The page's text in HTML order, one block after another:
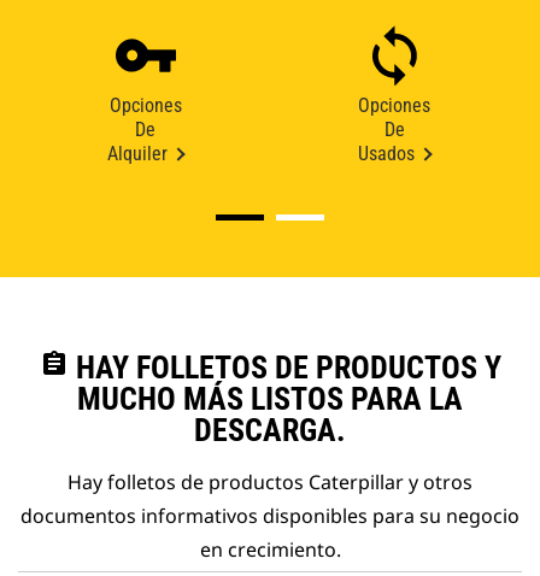
Opciones
De
Alquiler
Opciones
De
Usados
assignment HAY FOLLETOS DE PRODUCTOS Y
MUCHO MÁS LISTOS PARA LA
DESCARGA.
Hay folletos de productos Caterpillar y otros
documentos informativos disponibles para su negocio
en crecimiento.